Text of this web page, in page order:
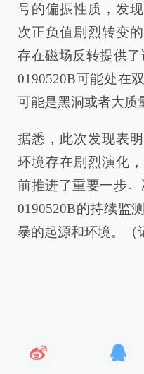
号的偏振性质，发
次正负值剧烈转变
存在磁场反转提供
0190520B可能处在
可能是黑洞或者大质
据悉，此次发现表
环境存在剧烈演化
前推进了重要一步
0190520B的持续监
暴的起源和环境。（